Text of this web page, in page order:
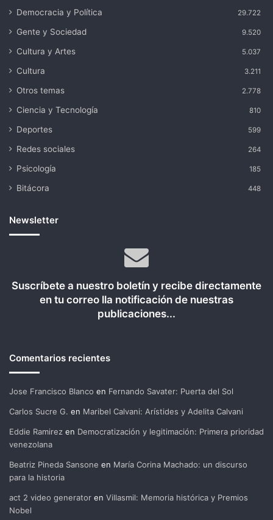
Democracia y Política 29.722
Gente y Sociedad 9.520
Cultura y Artes 5.037
Cultura 3.211
Otros temas 2.778
Ciencia y Tecnología 810
Deportes 599
Redes sociales 264
Psicología 185
Bitácora 448
Newsletter
Suscríbete a nuestro boletín y recibe directamente
en tu correo lla notificación de nuestras
publicaciones...
Comentarios recientes
Jose Francisco Blanco en Fernando Savater: Puerta del Sol
Carlos Sucre G. en Maribel Calvani: Arístides y Adelita Calvani
Eddie Ramirez en Democratización y legitimación: Primera prioridad
venezolana
Beatriz Pineda Sansone en María Corina Machado: un discurso
para la historia
act 2 video generator en Villasmil: Memoria histórica y Premios
Nobel